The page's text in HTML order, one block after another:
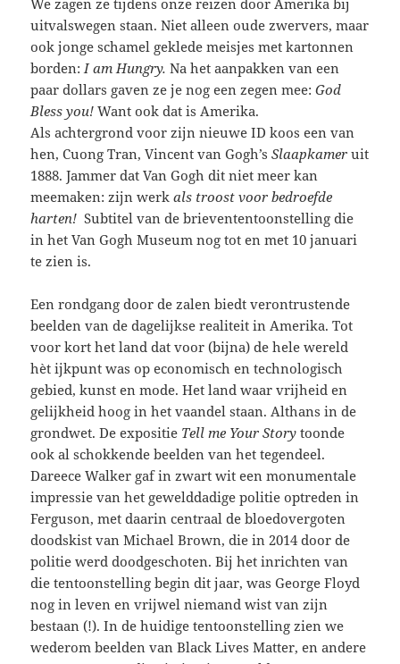
uitvalswegen staan. Niet alleen oude zwervers, maar
ook jonge schamel geklede meisjes met kartonnen
borden: I am Hungry.Na het aanpakken van een
paar dollars gaven ze je nog een zegen mee:God
Bless you! Want ook dat is Amerika.
Als achtergrond voor zijn nieuwe ID koos een van
hen, Cuong Tran, Vincent van Gogh’sSlaapkamer uit
1888. Jammer dat Van Gogh dit niet meer kan
meemaken: zijn werkals troost voor bedroefde
harten! Subtitel van de brievententoonstelling die
in het Van Gogh Museum nog tot en met 10 januari
te zien is.
Een rondgang door de zalen biedt verontrustende
beelden van de dagelijkse realiteit in Amerika. Tot
voor kort het land dat voor (bijna) de hele wereld
hèt ijkpunt was op economisch en technologisch
gebied, kunst en mode. Het land waar vrijheid en
gelijkheid hoog in het vaandel staan. Althans in de
grondwet. De expositie Tell me Your Story toonde
ook al schokkende beelden van het tegendeel.
Dareece Walker gaf in zwart wit een monumentale
impressie van het gewelddadige politie optreden in
Ferguson, met daarin centraal de bloedovergoten
doodskist van Michael Brown, die in 2014 door de
politie werd doodgeschoten. Bij het inrichten van
die tentoonstelling begin dit jaar, was George Floyd
nog in leven en vrijwel niemand wist van zijn
bestaan (!). In de huidige tentoonstelling zien we
wederom beelden van Black Lives Matter, en andere